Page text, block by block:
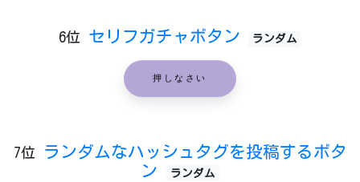
6位 セリフガチャボタン ランダム
押しなさい
7位
ランダムなハッシュタグを投稿するボタ
ン
ランダム